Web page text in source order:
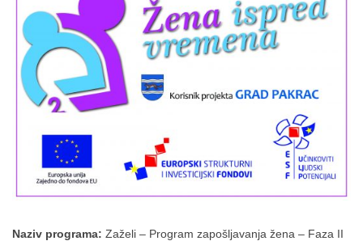
Naziv programa: Zaželi – Program zapošljavanja žena – Faza II